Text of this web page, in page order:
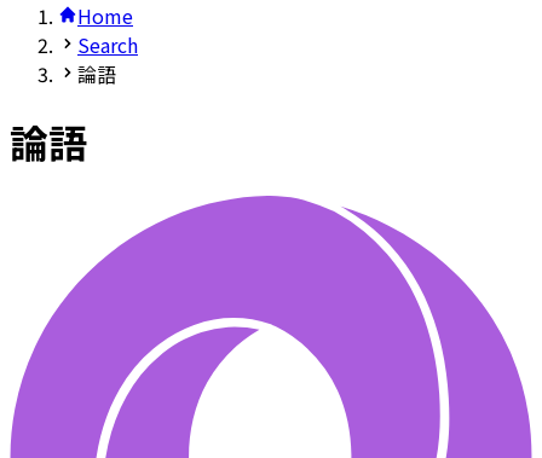
Home
Search
論語
論語